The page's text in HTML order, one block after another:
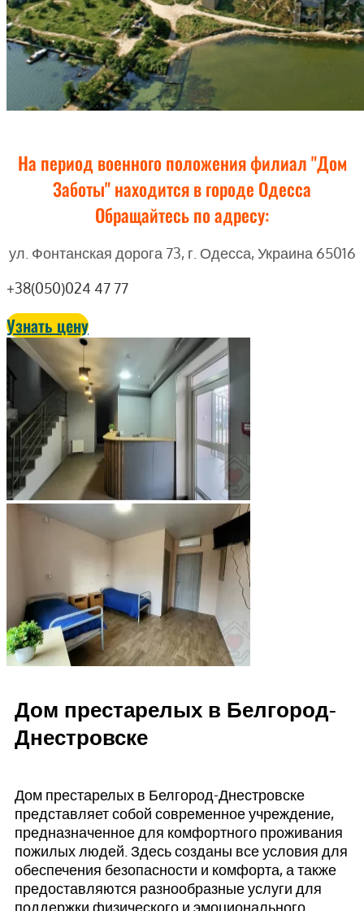
На период военного положения филиал "Дом
Заботы" находится в городе Одесса
Обращайтесь по адресу:
ул. Фонтанская дорога 73, г. Одесса, Украина 65016
+38(050)024 47 77
Узнать цену
Дом престарелых в Белгород-
Днестровске
Дом престарелых в Белгород-Днестровске
представляет собой современное учреждение,
предназначенное для комфортного проживания
пожилых людей. Здесь созданы все условия для
обеспечения безопасности и комфорта, а также
предоставляются разнообразные услуги для
поддержки физического и эмоционального